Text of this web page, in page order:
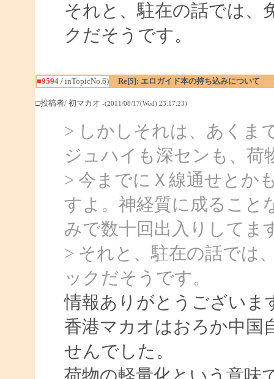
それと、駐在の話では、
クだそうです。
■9594/ inTopicNo.6) Re[5]: エロガイド本の持ち込みについて
□投稿者/ 初マカオ -(2011/08/17(Wed) 23:17:23)
> しかしそれは、あくま
ジュハイも深センも、荷
> 今までにＸ線通せとか
すよ。神経質に成ること
みで数十回出入りしてま
> それと、駐在の話では
ックだそうです。
情報ありがとうございま
香港マカオはおろか中国
せんでした。